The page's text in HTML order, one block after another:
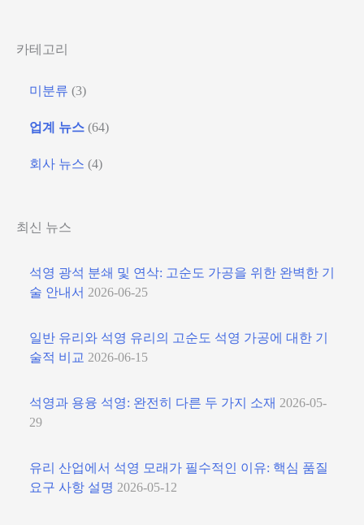
카테고리
미분류 (3)
업계 뉴스 (64)
회사 뉴스 (4)
최신 뉴스
석영 광석 분쇄 및 연삭: 고순도 가공을 위한 완벽한 기
술 안내서 2026-06-25
일반 유리와 석영 유리의 고순도 석영 가공에 대한 기
술적 비교 2026-06-15
석영과 용융 석영: 완전히 다른 두 가지 소재 2026-05-
29
유리 산업에서 석영 모래가 필수적인 이유: 핵심 품질
요구 사항 설명 2026-05-12